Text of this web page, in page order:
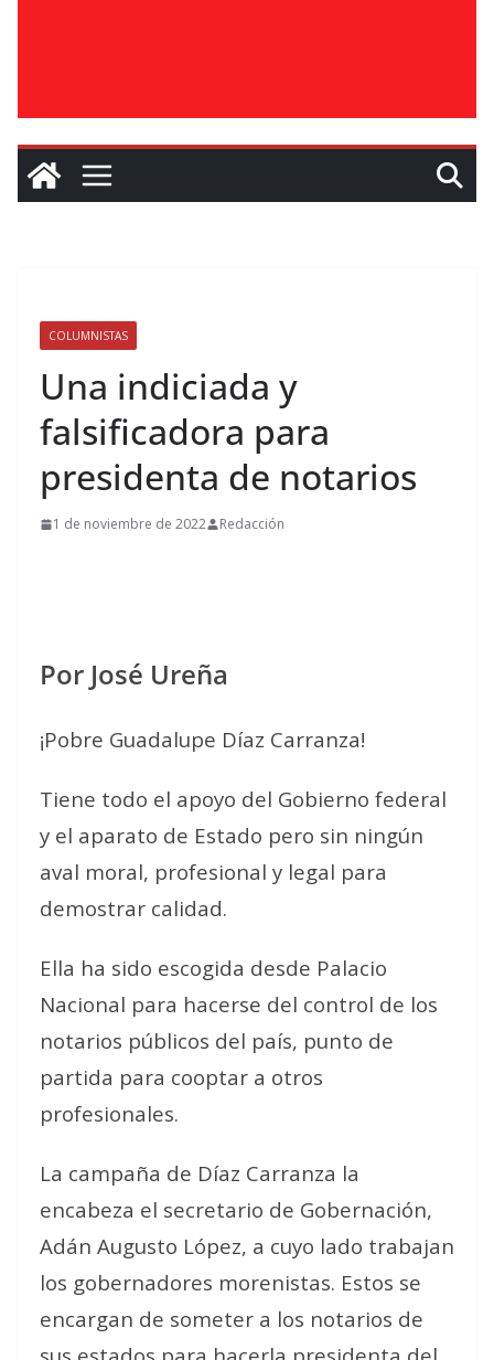
COLUMNISTAS
Una indiciada y
falsificadora para
presidenta de notarios
1 de noviembre de 2022 Redacción
Por José Ureña
¡Pobre Guadalupe Díaz Carranza!
Tiene todo el apoyo del Gobierno federal
y el aparato de Estado pero sin ningún
aval moral, profesional y legal para
demostrar calidad.
Ella ha sido escogida desde Palacio
Nacional para hacerse del control de los
notarios públicos del país, punto de
partida para cooptar a otros
profesionales.
La campaña de Díaz Carranza la
encabeza el secretario de Gobernación,
Adán Augusto López, a cuyo lado trabajan
los gobernadores morenistas. Estos se
encargan de someter a los notarios de